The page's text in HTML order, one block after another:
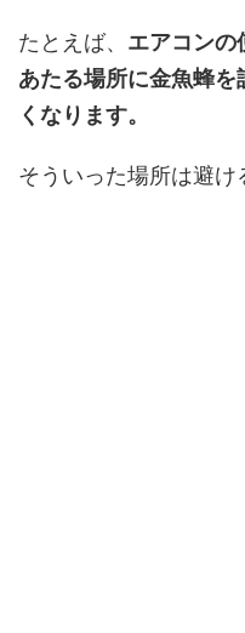
たとえば、 エアコンの
あたる場所に金魚蜂
くなります。
そういった場所は避け